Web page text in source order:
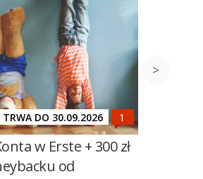
TRWA DO 30.09.2026
w Erste + 300 zł
od